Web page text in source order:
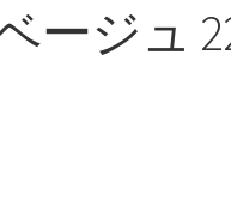
ージュ